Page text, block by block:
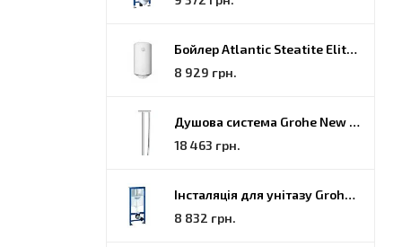
Бойлер Atlantic Steatite Elite VM 080 D400 2 BC, 80 (851188)
8 929 грн.
Душова система Grohe New Tempesta Cosmopolitan (27922000)
18 463 грн.
Інсталяція для унітазу Grohe Rapid SL (38772001)
8 832 грн.